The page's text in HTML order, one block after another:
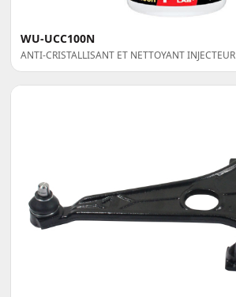
WU-UCC100N
ANTI-CRISTALLISANT ET NETTOYANT INJECTEUR